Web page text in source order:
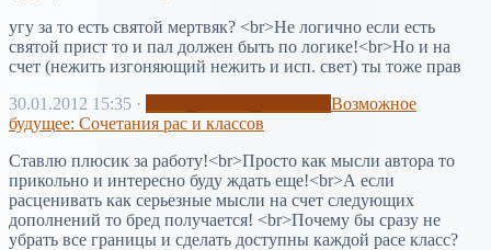
угу за то есть святой мертвяк? <br>Не логично если есть
святой прист то и пал должен быть по логике!<br>Но и на
счет (нежить изгоняющий нежить и исп. свет) ты тоже прав
30.01.2012 15:35 ·
Возможное
будущее: Сочетания рас и классов
Ставлю плюсик за работу!<br>Просто как мысли автора то
прикольно и интересно буду ждать еще!<br>А если
расценивать как серьезные мысли на счет следующих
дополнений то бред получается! <br>Почему бы сразу не
убрать все границы и сделать доступны каждой расе класс?